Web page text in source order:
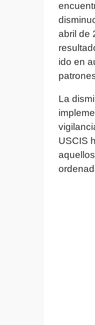
abril de
ido en
La
USCIS